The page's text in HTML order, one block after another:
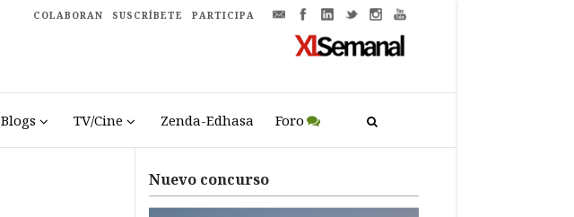
COLABORAN SUSCRÍBETE PARTICIPA
Blogs TV/Cine Zenda-Edhasa Foro
Nuevo concurso